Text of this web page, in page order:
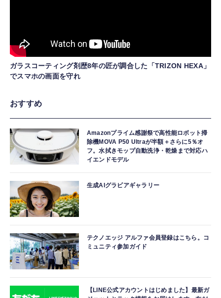
ガラスコーティング剤歴8年の匠が調合した「TRIZON HEXA」
でスマホの画面を守れ
おすすめ
Amazonプライム感謝祭で高性能ロボット掃
除機MOVA P50 Ultraが半額＋さらに5％オ
フ。水拭きモップ自動洗浄・乾燥まで対応ハ
イエンドモデル
生成AIグラビアギャラリー
テクノエッジ アルファ会員登録はこちら。コ
ミュニティ参加ガイド
【LINE公式アカウントはじめました】最新ガ